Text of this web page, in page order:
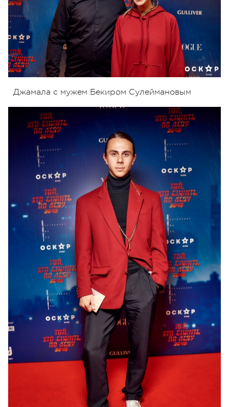
Джамала с мужем Бекиром Сулеймановым